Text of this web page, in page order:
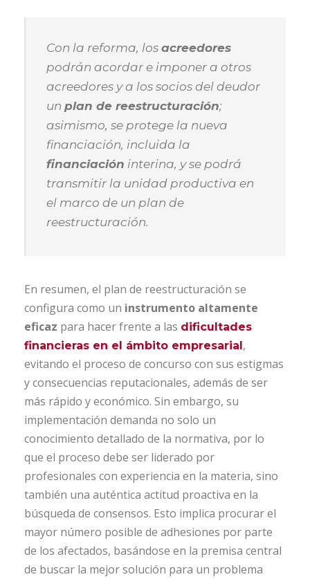
Con la reforma, los acreedores
podrán acordar e imponer a otros
acreedores y a los socios del deudor
un plan de reestructuración;
asimismo, se protege la nueva
financiación, incluida la
financiación interina, y se podrá
transmitir la unidad productiva en
el marco de un plan de
reestructuración.
En resumen, el plan de reestructuración se
configura como un instrumento altamente
eficaz para hacer frente a las dificultades
financieras en el ámbito empresarial,
evitando el proceso de concurso con sus estigmas
y consecuencias reputacionales, además de ser
más rápido y económico. Sin embargo, su
implementación demanda no solo un
conocimiento detallado de la normativa, por lo
que el proceso debe ser liderado por
profesionales con experiencia en la materia, sino
también una auténtica actitud proactiva en la
búsqueda de consensos. Esto implica procurar el
mayor número posible de adhesiones por parte
de los afectados, basándose en la premisa central
de buscar la mejor solución para un problema